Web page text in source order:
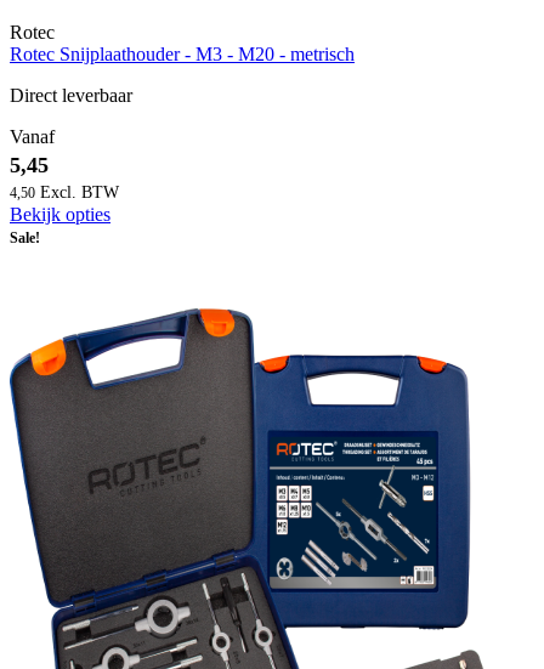
Rotec
Rotec Snijplaathouder - M3 - M20 - metrisch
Direct leverbaar
Vanaf
5,45
4,50
Bekijk opties
Sale!